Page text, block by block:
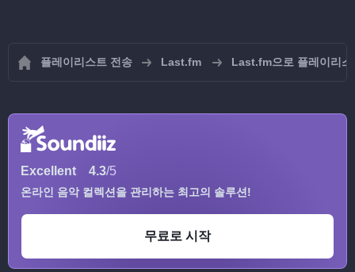
플레이리스트 전송 Last.fm Last.fm으로 플레이리스
Excellent 4.3/5
온라인 음악 컬렉션을 관리하는 최고의 솔루션!
무료로 시작